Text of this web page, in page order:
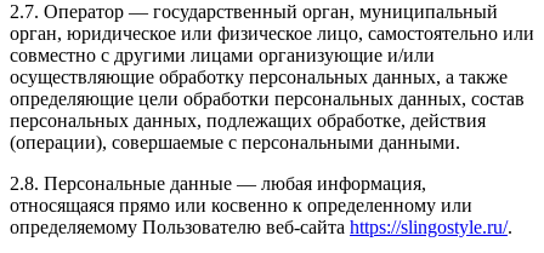
2.7. Оператор — государственный орган, муниципальный
орган, юридическое или физическое лицо, самостоятельно или
совместно с другими лицами организующие и/или
осуществляющие обработку персональных данных, а также
определяющие цели обработки персональных данных, состав
персональных данных, подлежащих обработке, действия
(операции), совершаемые с персональными данными.
2.8. Персональные данные — любая информация,
относящаяся прямо или косвенно к определенному или
определяемому Пользователю веб-сайта https://slingostyle.ru/.